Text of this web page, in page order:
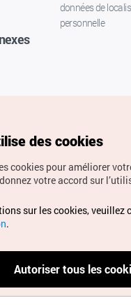
données de
personnelle
National du Tourisme
et demandes de
à
des cookies
cookies pour améliorer
donnez votre accord sur
sur les cookies, veuillez
.
Autoriser tous les